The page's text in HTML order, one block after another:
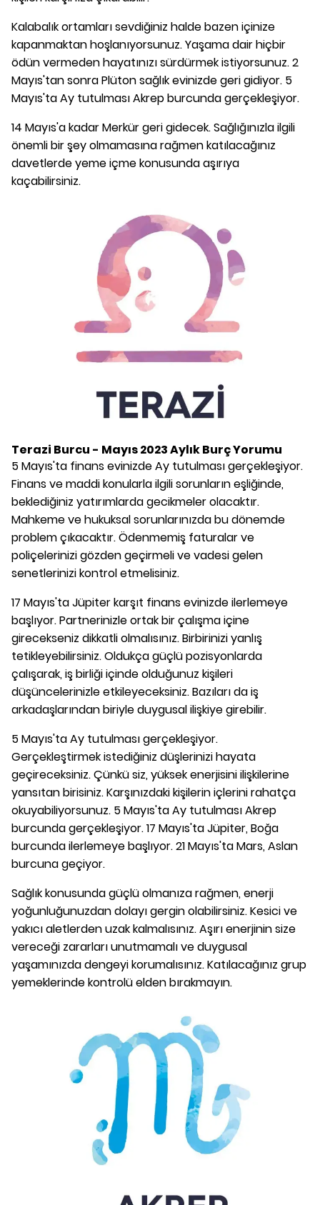
Kalabalık ortamları sevdiğiniz halde bazen içinize
kapanmaktan hoşlanıyorsunuz. Yaşama dair hiçbir
ödün vermeden hayatınızı sürdürmek istiyorsunuz. 2
Mayıs'tan sonra Plüton sağlık evinizde geri gidiyor. 5
Mayıs'ta Ay tutulması Akrep burcunda gerçekleşiyor.
14 Mayıs'a kadar Merkür geri gidecek. Sağlığınızla ilgili
önemli bir şey olmamasına rağmen katılacağınız
davetlerde yeme içme konusunda aşırıya
kaçabilirsiniz.
Terazi Burcu - Mayıs 2023 Aylık Burç Yorumu
5 Mayıs'ta finans evinizde Ay tutulması gerçekleşiyor.
Finans ve maddi konularla ilgili sorunların eşliğinde,
beklediğiniz yatırımlarda gecikmeler olacaktır.
Mahkeme ve hukuksal sorunlarınızda bu dönemde
problem çıkacaktır. Ödenmemiş faturalar ve
poliçelerinizi gözden geçirmeli ve vadesi gelen
senetlerinizi kontrol etmelisiniz.
17 Mayıs'ta Jüpiter karşıt finans evinizde ilerlemeye
başlıyor. Partnerinizle ortak bir çalışma içine
girecekseniz dikkatli olmalısınız. Birbirinizi yanlış
tetikleyebilirsiniz. Oldukça güçlü pozisyonlarda
çalışarak, iş birliği içinde olduğunuz kişileri
düşüncelerinizle etkileyeceksiniz. Bazıları da iş
arkadaşlarından biriyle duygusal ilişkiye girebilir.
5 Mayıs'ta Ay tutulması gerçekleşiyor.
Gerçekleştirmek istediğiniz düşlerinizi hayata
geçireceksiniz. Çünkü siz, yüksek enerjisini ilişkilerine
yansıtan birisiniz. Karşınızdaki kişilerin içlerini rahatça
okuyabiliyorsunuz. 5 Mayıs'ta Ay tutulması Akrep
burcunda gerçekleşiyor. 17 Mayıs'ta Jüpiter, Boğa
burcunda ilerlemeye başlıyor. 21 Mayıs'ta Mars, Aslan
burcuna geçiyor.
Sağlık konusunda güçlü olmanıza rağmen, enerji
yoğunluğunuzdan dolayı gergin olabilirsiniz. Kesici ve
yakıcı aletlerden uzak kalmalısınız. Aşırı enerjinin size
vereceği zararları unutmamalı ve duygusal
yaşamınızda dengeyi korumalısınız. Katılacağınız grup
yemeklerinde kontrolü elden bırakmayın.